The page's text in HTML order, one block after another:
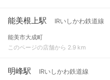
能美根上駅 IRいしかわ鉄道線
能美市大成町
このページの店舗から 2.9 km
明峰駅 IRいしかわ鉄道線